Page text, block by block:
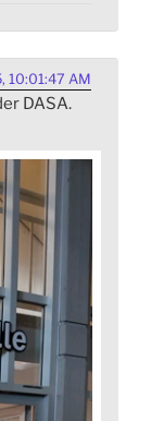
10:01:47 AM
DASA.